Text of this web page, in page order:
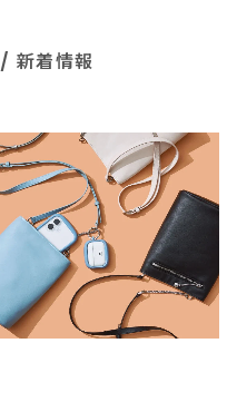
/ 新着情報